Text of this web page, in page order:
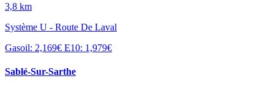
3,8 km
Système U - Route De Laval
Gasoil: 2,169€ E10: 1,979€
Sablé-Sur-Sarthe